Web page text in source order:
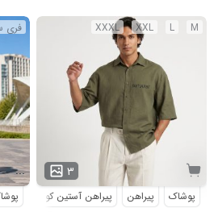
فری
...
M
L
XXL
XXXL
۳
پوشاک پیراهن پیراهن آستین کوتاه